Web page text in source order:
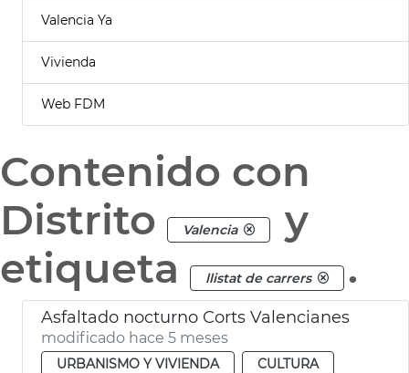
Valencia Ya
Vivienda
Web FDM
Contenido con
Distrito
Valencia
y
etiqueta
llistat de carrers .
Asfaltado nocturno Corts Valencianes
modificado hace 5 meses
URBANISMO Y VIVIENDA
CULTURA